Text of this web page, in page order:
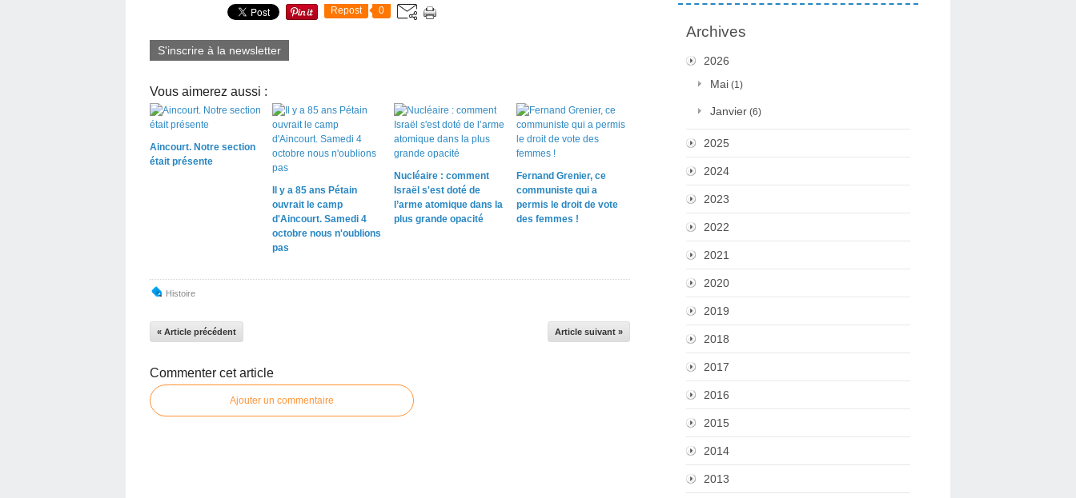
Repost 0
S'inscrire à la newsletter
Vous aimerez aussi :
Aincourt. Notre section
était présente
Il y a 85 ans Pétain
ouvrait le camp
d'Aincourt. Samedi 4
octobre nous n'oublions
pas
Nucléaire : comment
Israël s'est doté de
l’arme atomique dans la
plus grande opacité
Fernand Grenier, ce
communiste qui a
permis le droit de vote
des femmes !
Histoire
« Article précédent Article suivant »
Commenter cet article
Ajouter un commentaire
Archives
2026
Mai (1)
Janvier (6)
2025
2024
2023
2022
2021
2020
2019
2018
2017
2016
2015
2014
2013